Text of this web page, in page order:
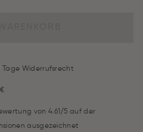
Widerrufsrecht
von 4.61/5 auf der
ausgezeichnet